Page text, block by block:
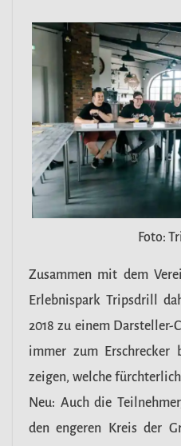
Foto:
Zusammen mit dem
Erlebnispark Tripsdrill
2018 zu einem Darsteller-
immer zum
zeigen, welche
Neu: Auch die
den engeren Kreis der